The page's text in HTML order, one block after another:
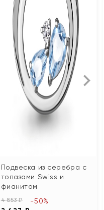
Подвеска из серебра с
топазами Swiss и
фианитом
4 853 ₽ -50%